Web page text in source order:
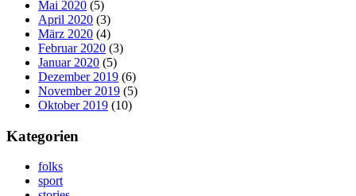
Mai 2020 (5)
April 2020 (3)
März 2020 (4)
Februar 2020 (3)
Januar 2020 (5)
Dezember 2019 (6)
November 2019 (5)
Oktober 2019 (10)
Kategorien
folks
sport